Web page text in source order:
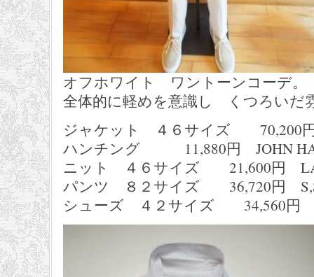
オフホワイト ワントーンコーデ。
全体的に軽めを意識し くつろいだ
ジャケット ４６サイズ 70,200
ハンチング 11,880円 JOHN
ニット ４６サイズ 21,600円
パンツ ８２サイズ 36,720円
シューズ ４２サイズ 34,560円